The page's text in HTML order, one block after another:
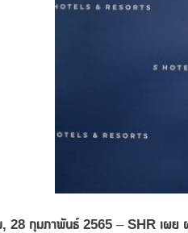
, 28 กุมภาพันธ์ 2565 – SHR เผย